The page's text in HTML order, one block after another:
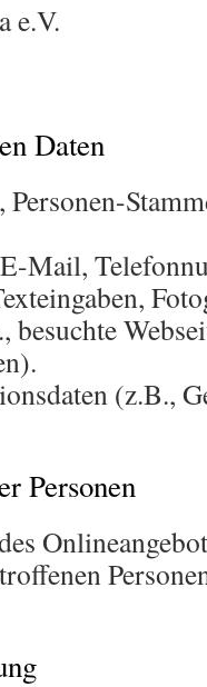
e.V.
Daten
Mail,
(z.B.,
Personen